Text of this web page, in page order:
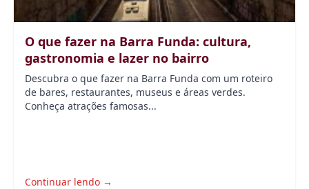
O que fazer na Barra Funda: cultura,
gastronomia e lazer no bairro
Descubra o que fazer na Barra Funda com um roteiro
de bares, restaurantes, museus e áreas verdes.
Conheça atrações famosas...
Continuar lendo →